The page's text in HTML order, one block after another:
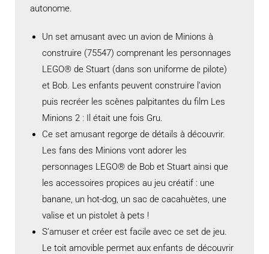
autonome.
Un set amusant avec un avion de Minions à
construire (75547) comprenant les personnages
LEGO® de Stuart (dans son uniforme de pilote)
et Bob. Les enfants peuvent construire l’avion
puis recréer les scènes palpitantes du film Les
Minions 2 : Il était une fois Gru.
Ce set amusant regorge de détails à découvrir.
Les fans des Minions vont adorer les
personnages LEGO® de Bob et Stuart ainsi que
les accessoires propices au jeu créatif : une
banane, un hot-dog, un sac de cacahuètes, une
valise et un pistolet à pets !
S’amuser et créer est facile avec ce set de jeu.
Le toit amovible permet aux enfants de découvrir